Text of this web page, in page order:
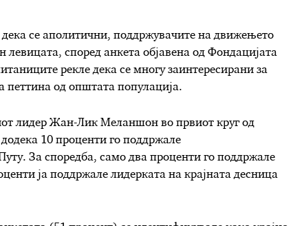
се аполитични, поддржувачите на движењето
левицата, според анкета објавена од Фондацијата
рекле дека се многу заинтересирани за
петтина од општата популација.
лидер Жан-Лик Меланшон во првиот круг од
10 проценти го поддржале
За споредба, само два проценти го поддржале
ја поддржале лидерката на крајната десница